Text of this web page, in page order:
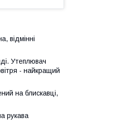
відмінні
Утеплювач
- найкращий
на блискавці,
рукава